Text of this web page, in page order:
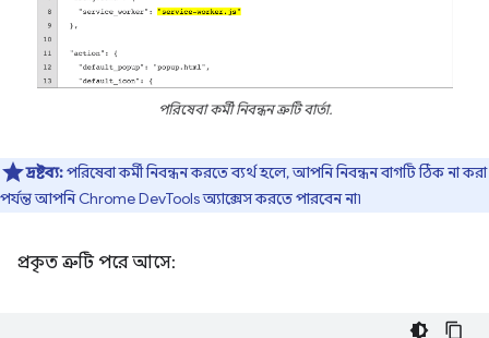
পরিষেবা কর্মী নিবন্ধন ত্রুটি বার্তা.
দ্রষ্টব্য:পরিষেবা কর্মী নিবন্ধন করতে ব্যর্থ হলে, আপনি নিবন্ধন বাগটি ঠিক না করা
পর্যন্ত আপনি Chrome DevTools অ্যাক্সেস করতে পারবেন না৷
প্রকৃত ত্রুটি পরে আসে: